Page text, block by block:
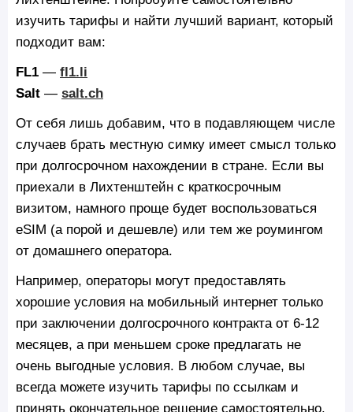
изучить тарифы и найти лучший вариант, который
подходит вам:
FL1 — fl1.li
Salt — salt.ch
От себя лишь добавим, что в подавляющем числе
случаев брать местную симку имеет смысл только
при долгосрочном нахождении в стране. Если вы
приехали в Лихтенштейн с краткосрочным
визитом, намного проще будет воспользоваться
eSIM (а порой и дешевле) или тем же роумингом
от домашнего оператора.
Например, операторы могут предоставлять
хорошие условия на мобильный интернет только
при заключении долгосрочного контракта от 6-12
месяцев, а при меньшем сроке предлагать не
очень выгодные условия. В любом случае, вы
всегда можете изучить тарифы по ссылкам и
принять окончательное решение самостоятельно.